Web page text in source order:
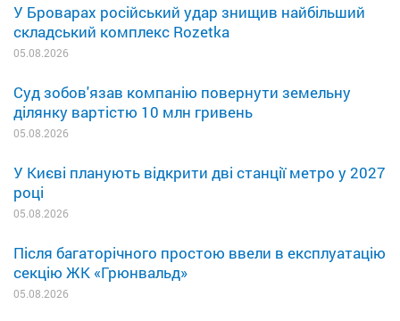
У Броварах російський удар знищив найбільший
складський комплекс Rozetka
05.08.2026
Суд зобов'язав компанію повернути земельну
ділянку вартістю 10 млн гривень
05.08.2026
У Києві планують відкрити дві станції метро у 2027
році
05.08.2026
Після багаторічного простою ввели в експлуатацію
секцію ЖК «Грюнвальд»
05.08.2026